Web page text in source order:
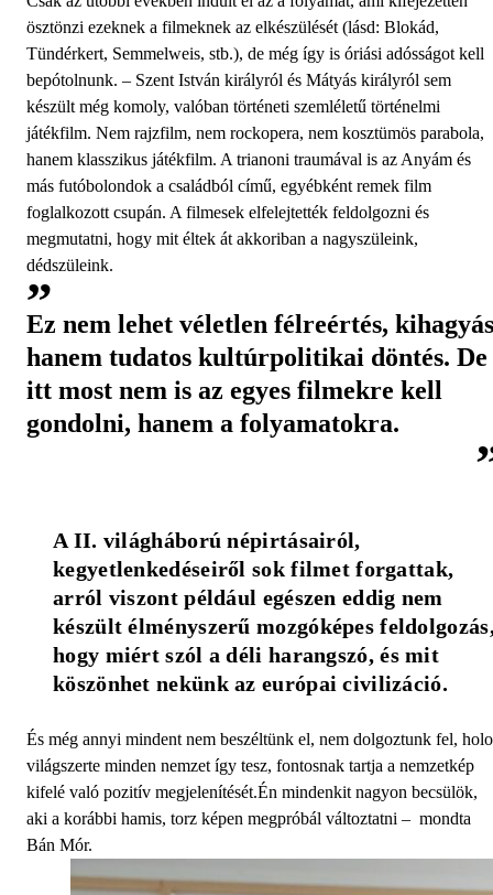
ösztönzi ezeknek a filmeknek az elkészülését (lásd: Blokád,
Tündérkert, Semmelweis, stb.), de még így is óriási adósságot kell
bepótolnunk. – Szent István királyról és Mátyás királyról sem
készült még komoly, valóban történeti szemléletű történelmi
játékfilm. Nem rajzfilm, nem rockopera, nem kosztümös parabola,
hanem klasszikus játékfilm. A trianoni traumával is az Anyám és
más futóbolondok a családból című, egyébként remek film
foglalkozott csupán. A filmesek elfelejtették feldolgozni és
megmutatni, hogy mit éltek át akkoriban a nagyszüleink,
dédszüleink.
Ez nem lehet véletlen félreértés,
hanem tudatos kultúrpolitikai döntés. De
itt most nem is az egyes filmekre kell
gondolni, hanem a folyamatokra.
A II. világháború népirtásairól,
kegyetlenkedéseiről sok filmet forgattak,
arról viszont például egészen eddig nem
készült élményszerű mozgóképes
hogy miért szól a déli harangszó, és mit
köszönhet nekünk az európai civilizáció.
És még annyi mindent nem beszéltünk el, nem dolgoztunk fel,
világszerte minden nemzet így tesz, fontosnak tartja a nemzetkép
kifelé való pozitív megjelenítését.Én mindenkit nagyon becsülök,
aki a korábbi hamis, torz képen megpróbál változtatni – mondta
Bán Mór.